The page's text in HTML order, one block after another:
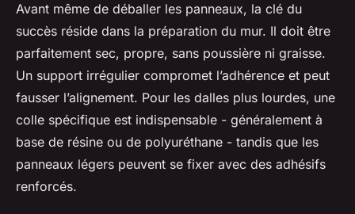
Avant même de déballer les panneaux, la clé du
succès réside dans la préparation du mur. Il doit être
parfaitement sec, propre, sans poussière ni graisse.
Un support irrégulier compromet l’adhérence et peut
fausser l’alignement. Pour les dalles plus lourdes, une
colle spécifique est indispensable - généralement à
base de résine ou de polyuréthane - tandis que les
panneaux légers peuvent se fixer avec des adhésifs
renforcés.